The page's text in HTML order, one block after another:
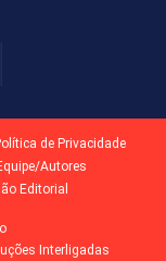
de Privacidade
Autores
Editorial
Interligadas